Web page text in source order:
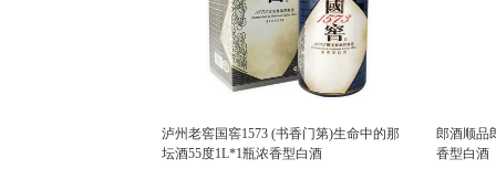
泸州老窖国窖1573 (书香门第)生命中的那
坛酒55度1L*1瓶浓香型白酒
郎酒顺品
香型白酒